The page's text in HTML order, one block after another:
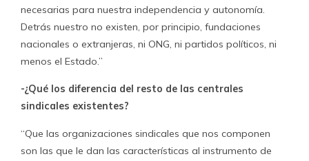
necesarias para nuestra independencia y autonomía.
Detrás nuestro no existen, por principio, fundaciones
nacionales o extranjeras, ni ONG, ni partidos políticos, ni
menos el Estado.”
-¿Qué los diferencia del resto de las centrales
sindicales existentes?
“Que las organizaciones sindicales que nos componen
son las que le dan las características al instrumento de